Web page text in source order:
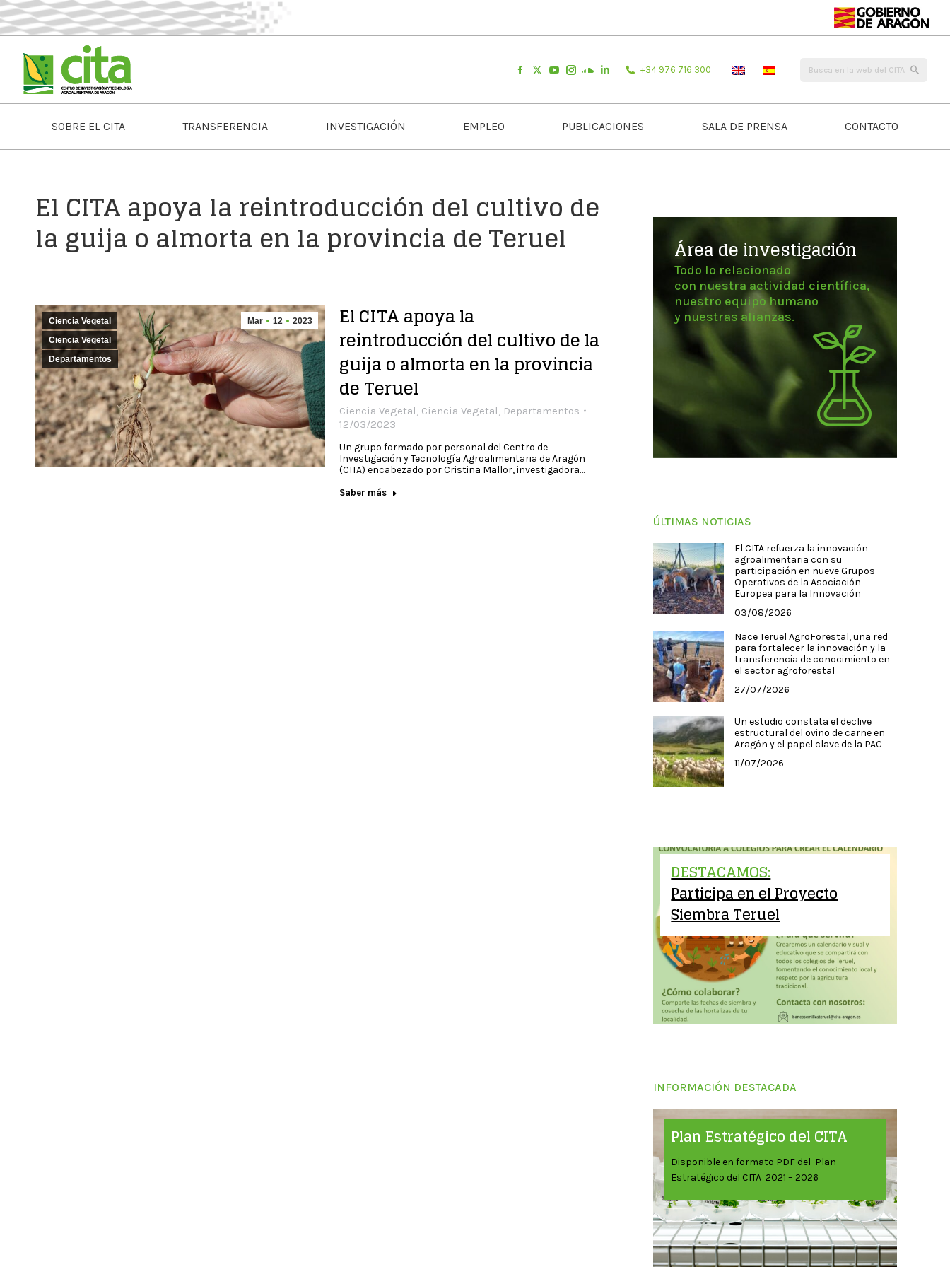
+34 976 716 300
SOBRE EL CITA TRANSFERENCIA INVESTIGACIÓN EMPLEO PUBLICACIONES SALA DE PRENSA CONTACTO
El CITA apoya la reintroducción del cultivo de
la guija o almorta en la provincia de Teruel
Mar 12 2023
Ciencia Vegetal
Ciencia Vegetal
Departamentos
El CITA apoya la
reintroducción del cultivo de la
guija o almorta en la provincia
de Teruel
Ciencia Vegetal, Ciencia Vegetal, Departamentos
12/03/2023
Un grupo formado por personal del Centro de
Investigación y Tecnología Agroalimentaria de Aragón
(CITA) encabezado por Cristina Mallor, investigadora…
Saber más
Área de investigación
Todo lo relacionado
con nuestra actividad científica,
nuestro equipo humano
y nuestras alianzas.
ÚLTIMAS NOTICIAS
El CITA refuerza la innovación
agroalimentaria con su
participación en nueve Grupos
Operativos de la Asociación
Europea para la Innovación
03/08/2026
Nace Teruel AgroForestal, una red
para fortalecer la innovación y la
transferencia de conocimiento en
el sector agroforestal
27/07/2026
Un estudio constata el declive
estructural del ovino de carne en
Aragón y el papel clave de la PAC
11/07/2026
DESTACAMOS:
Participa en el Proyecto
Siembra Teruel
INFORMACIÓN DESTACADA
Plan Estratégico del CITA
Disponible en formato PDF del Plan
Estratégico del CITA 2021 – 2026